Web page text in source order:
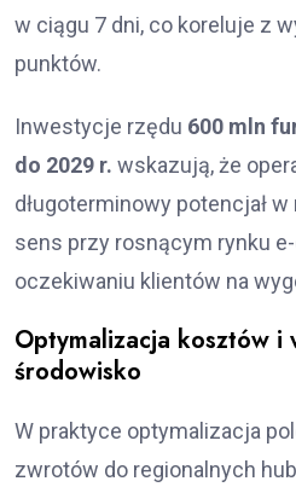
w ciągu 7 dni, co koreluje z
punktów.
Inwestycje rzędu 600 mln
do 2029 r. wskazują, że
długoterminowy potencjał
sens przy rosnącym rynku
oczekiwaniu klientów na
Optymalizacja kosztów i
środowisko
W praktyce optymalizacja
zwrotów do regionalnych